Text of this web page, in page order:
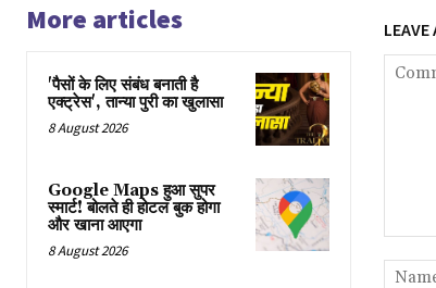
More articles
'पैसों के लिए संबंध बनाती है
एक्ट्रेस', तान्या पुरी का खुलासा
8 August 2026
Google Maps हुआ सुपर
स्मार्ट! बोलते ही होटल बुक होगा
और खाना आएगा
8 August 2026
LEAVE